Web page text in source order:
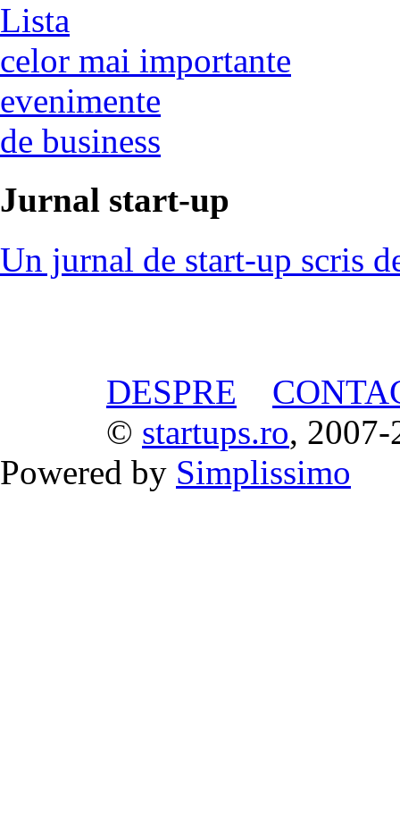
Lista
celor mai importante
evenimente
de business
Jurnal start-up
Un jurnal de start-up scris
DESPRE
© startups.ro, 2007-
Powered by Simplissimo